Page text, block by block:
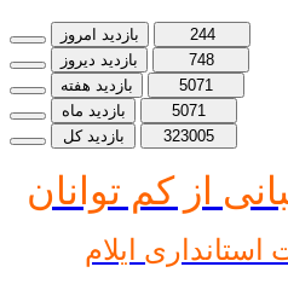
بازدید امروز
244
بازدید دیروز
748
بازدید هفته
5071
بازدید ماه
5071
بازدید کل
323005
از کم توانان
ایلام